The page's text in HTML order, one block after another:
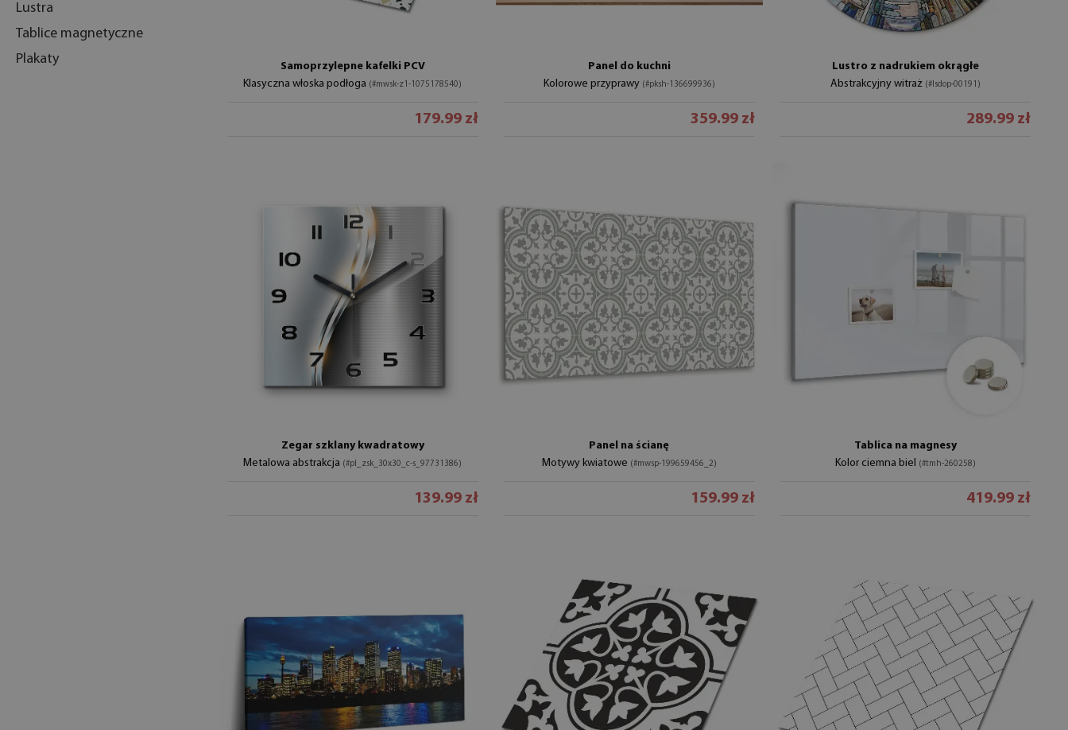
Lustra
Tablice magnetyczne
Plakaty
Samoprzylepne kafelki PCV
Klasyczna włoska podłoga (#mwsk-z1-1075178540)
179.99 zł
Panel do kuchni
Kolorowe przyprawy (#pksh-136699936)
359.99 zł
Lustro z nadrukiem okrągłe
Abstrakcyjny witraż (#lsdop-00191)
289.99 zł
Zegar szklany kwadratowy
Metalowa abstrakcja (#pl_zsk_30x30_c-s_97731386)
139.99 zł
Panel na ścianę
Motywy kwiatowe (#mwsp-199659456_2)
159.99 zł
Tablica na magnesy
Kolor ciemna biel
(#tmh-260258)
419.99 zł